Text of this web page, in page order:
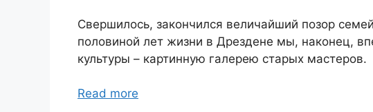
Свершилось, закончился величайший позор
половиной лет жизни в Дрездене мы, наконец,
культуры – картинную галерею старых мастеров.
Read more